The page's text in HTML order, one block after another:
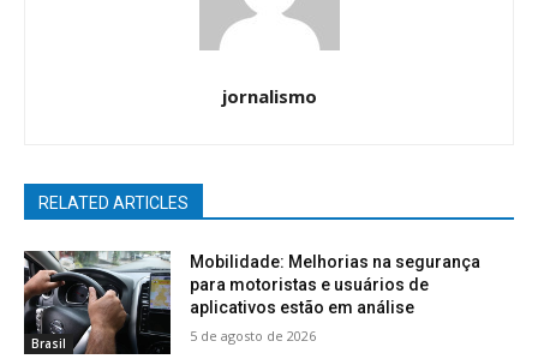
jornalismo
RELATED ARTICLES
Brasil
Mobilidade: Melhorias na segurança
para motoristas e usuários de
aplicativos estão em análise
5 de agosto de 2026